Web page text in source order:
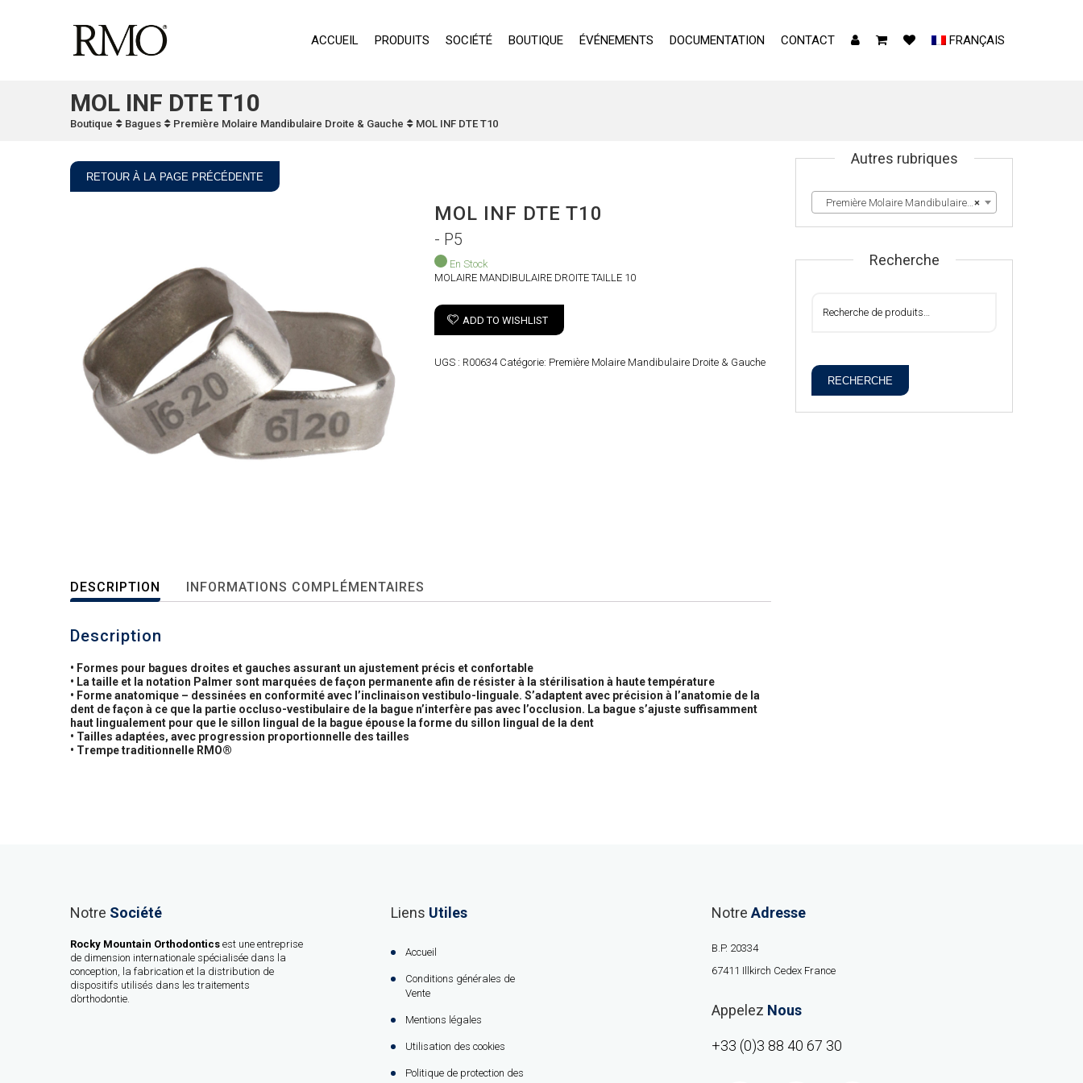
ACCUEIL PRODUITS SOCIÉTÉ BOUTIQUE ÉVÉNEMENTS DOCUMENTATION CONTACT FRANÇAIS
MOL INF DTE T10
Boutique Bagues Première Molaire Mandibulaire Droite & Gauche MOL INF DTE T10
RETOUR À LA PAGE PRÉCÉDENTE
MOL INF DTE T10
- P5
En Stock
MOLAIRE MANDIBULAIRE DROITE TAILLE 10
ADD TO WISHLIST
UGS : R00634 Catégorie: Première Molaire Mandibulaire Droite & Gauche
DESCRIPTION INFORMATIONS COMPLÉMENTAIRES
Description
• Formes pour bagues droites et gauches assurant un ajustement précis et confortable
• La taille et la notation Palmer sont marquées de façon permanente afin de résister à la stérilisation à haute température
• Forme anatomique – dessinées en conformité avec l’inclinaison vestibulo-linguale. S’adaptent avec précision à l’anatomie de la
dent de façon à ce que la partie occluso-vestibulaire de la bague n’interfère pas avec l’occlusion. La bague s’ajuste suffisamment
haut lingualement pour que le sillon lingual de la bague épouse la forme du sillon lingual de la dent
• Tailles adaptées, avec progression proportionnelle des tailles
• Trempe traditionnelle RMO®
Autres rubriques
×
Première Molaire Mandibulaire Droite & Gauche
Recherche
RECHERCHE
Notre Société
Rocky Mountain Orthodontics est une entreprise
de dimension internationale spécialisée dans la
conception, la fabrication et la distribution de
dispositifs utilisés dans les traitements
d’orthodontie.
Liens Utiles
Accueil
Conditions générales de
Vente
Mentions légales
Utilisation des cookies
Politique de protection des
Notre Adresse
B.P. 20334
67411 Illkirch Cedex France
Appelez Nous
+33 (0)3 88 40 67 30